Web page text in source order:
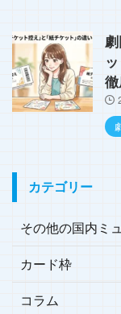
徹
カテゴリー
その他の国内ミ
カード枠
コラム